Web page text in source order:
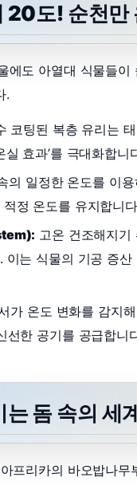
20도! 순천만
에도 아열대 식물들
.
코팅된 복층 유리는
효과’를 극대화합니
의 일정한 온도를 이
정 온도를 유지합니
고온 건조해지기
이는 식물의 기공 증
가 온도 변화를 감지
선한 공기를 공급합니
돔 속의 세
프리카의 바오밥나